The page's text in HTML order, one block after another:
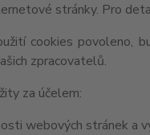
stránky. Pro
cookies povoleno,
zpracovatelů.
za účelem:
webových stránek a